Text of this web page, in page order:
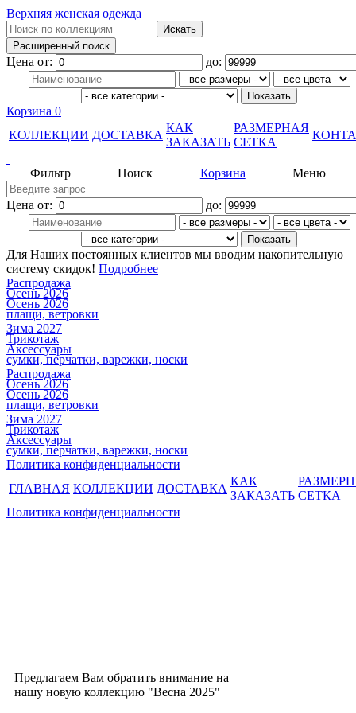
Верхняя женская одежда
Цена от: до:
Корзина 0
КОЛЛЕКЦИИ ДОСТАВКА
КАК
ЗАКАЗАТЬ
РАЗМЕРНАЯ
СЕТКА
Меню
Корзина
Поиск
Фильтр
Цена от: до:
Для Наших постоянных клиентов мы вводим накопительную
систему скидок! Подробнее
Распродажа
Осень 2026
Осень 2026
плащи, ветровки
Зима 2027
Трикотаж
Аксессуары
сумки, перчатки, варежки, носки
Распродажа
Осень 2026
Осень 2026
плащи, ветровки
Зима 2027
Трикотаж
Аксессуары
сумки, перчатки, варежки, носки
Политика конфиденциальности
ГЛАВНАЯ КОЛЛЕКЦИИ ДОСТАВКА
КАК
ЗАКАЗАТЬ СЕТКА
Политика конфиденциальности
Предлагаем Вам обратить внимание на
нашу новую коллекцию "Весна 2025"